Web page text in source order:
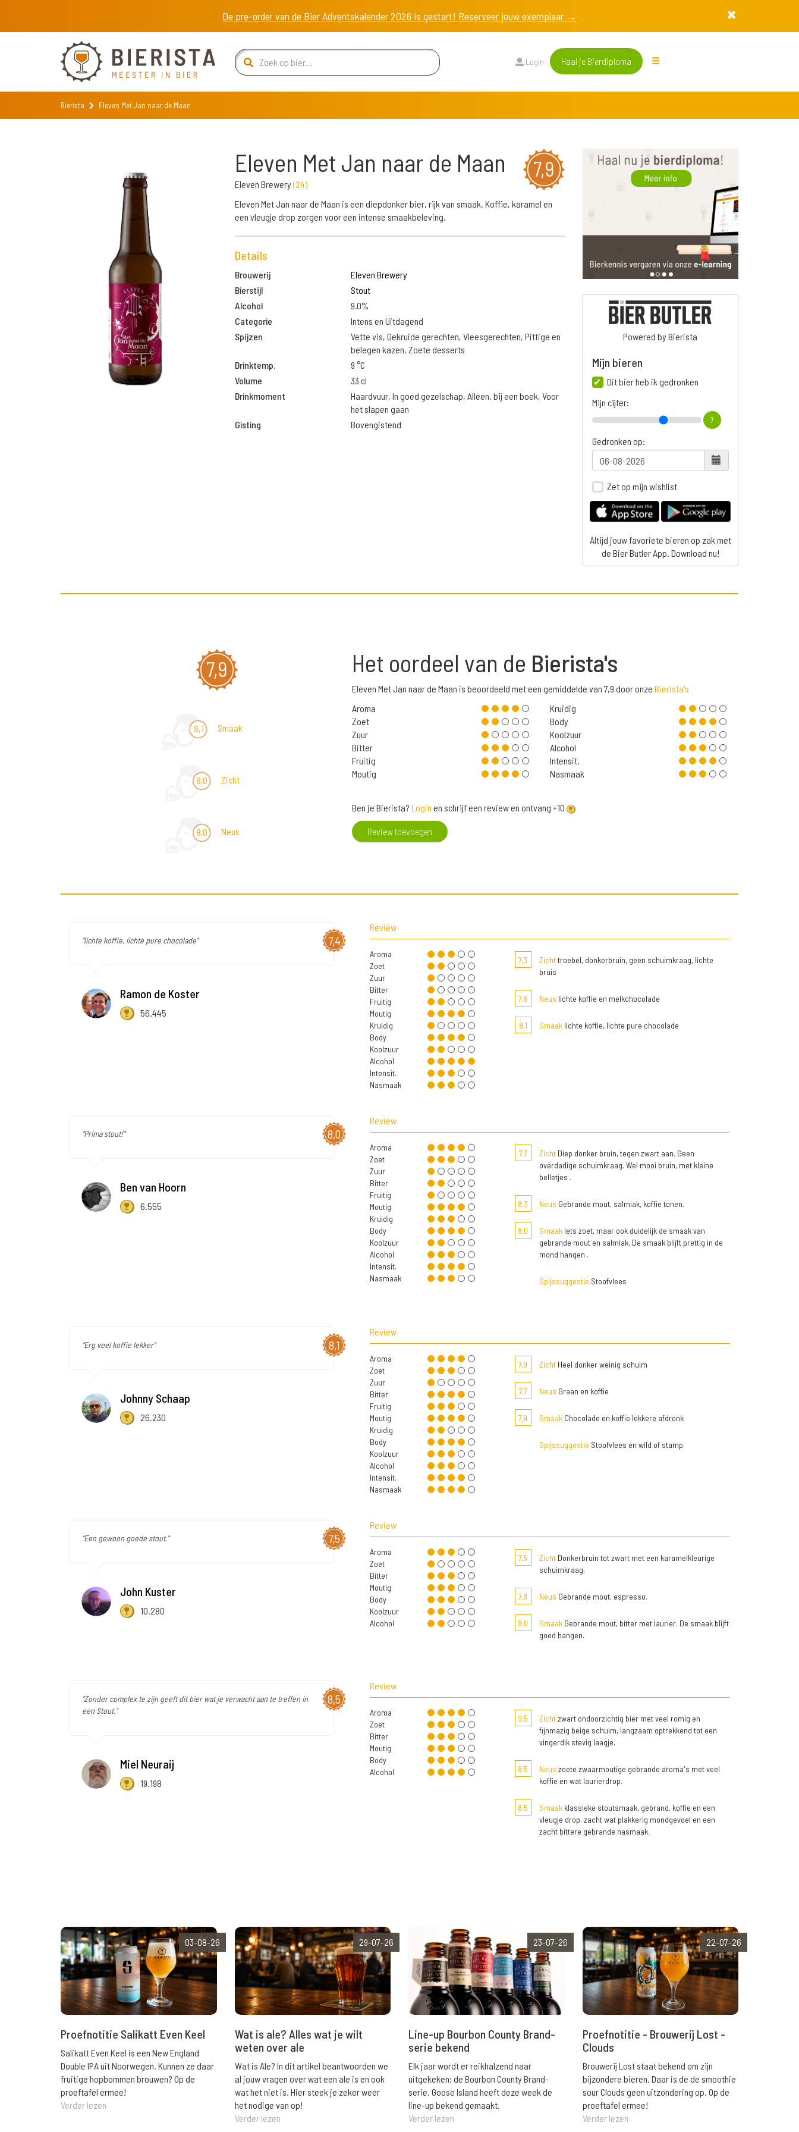
De pre-order van de Bier Adventskalender 2026 is gestart! Reserveer jouw exemplaar →
Login Haal je Bierdiploma
Bierista Eleven Met Jan naar de Maan
7,9
Eleven Met Jan naar de Maan
Eleven Brewery(24)
Eleven Met Jan naar de Maan is een diepdonker bier, rijk van smaak. Koffie, karamel en
een vleugje drop zorgen voor een intense smaakbeleving.
Details
Brouwerij
Eleven Brewery
Bierstijl
Stout
Alcohol
9.0%
Categorie
Intens en Uitdagend
Spijzen
Vette vis, Gekruide gerechten, Vleesgerechten, Pittige en
belegen kazen, Zoete desserts
Drinktemp.
9 °C
Volume
33 cl
Drinkmoment
Haardvuur, In goed gezelschap, Alleen, bij een boek, Voor
het slapen gaan
Gisting
Bovengistend
Powered by Bierista
Mijn bieren
Dit bier heb ik gedronken
Mijn cijfer:
7
Gedronken op:
Zet op mijn wishlist
Altijd jouw favoriete bieren op zak met
de Bier Butler App. Download nu!
7,9
8,1 Smaak
8,0 Zicht
8,0 Neus
Het oordeel van de Bierista's
Eleven Met Jan naar de Maan is beoordeeld met een gemiddelde van 7,9 door onze Bierista's
Aroma
Zoet
Zuur
Bitter
Fruitig
Moutig
Kruidig
Body
Koolzuur
Alcohol
Intensit.
Nasmaak
Ben je Bierista? Login en schrijf een review en ontvang +10
Review toevoegen
7,4
"lichte koffie, lichte pure chocolade"
Ramon de Koster
56.445
Review
Aroma
Zoet
Zuur
Bitter
Fruitig
Moutig
Kruidig
Body
Koolzuur
Alcohol
Intensit.
Nasmaak
7,3 Zichttroebel, donkerbruin, geen schuimkraag, lichte
bruis
7,6 Neus lichte koffie en melkchocolade
8,1 Smaaklichte koffie, lichte pure chocolade
8,0
"Prima stout!"
Ben van Hoorn
6.555
Review
Aroma
Zoet
Zuur
Bitter
Fruitig
Moutig
Kruidig
Body
Koolzuur
Alcohol
Intensit.
Nasmaak
7,7 ZichtDiep donker bruin, tegen zwart aan. Geen
overdadige schuimkraag. Wel mooi bruin, met kleine
belletjes .
8,3 Neus Gebrande mout, salmiak, koffie tonen.
8,0 SmaakIets zoet, maar ook duidelijk de smaak van
gebrande mout en salmiak. De smaak blijft prettig in de
mond hangen .
Spijssuggestie Stoofvlees
8,1
"Erg veel koffie lekker"
Johnny Schaap
26.230
Review
Aroma
Zoet
Zuur
Bitter
Fruitig
Moutig
Kruidig
Body
Koolzuur
Alcohol
Intensit.
Nasmaak
7,9 ZichtHeel donker weinig schuim
7,7 Neus Graan en koffie
7,9 SmaakChocolade en koffie lekkere afdronk
Spijssuggestie Stoofvlees en wild of stamp
7,5
"Een gewoon goede stout."
John Kuster
10.280
Review
Aroma
Zoet
Bitter
Moutig
Body
Koolzuur
Alcohol
7,5 ZichtDonkerbruin tot zwart met een karamelkleurige
schuimkraag.
7,8 Neus Gebrande mout, espresso.
8,0 SmaakGebrande mout, bitter met laurier. De smaak blijft
goed hangen.
8,5
"Zonder complex te zijn geeft dit bier wat je verwacht aan te treffen in
een Stout."
Miel Neuraij
19.198
Review
Aroma
Zoet
Bitter
Moutig
Body
Alcohol
9,5 Zichtzwart ondoorzichtig bier met veel romig en
fijnmazig beige schuim, langzaam optrekkend tot een
vingerdik stevig laagje.
8,5 Neus zoete zwaarmoutige gebrande aroma's met veel
koffie en wat laurierdrop.
8,5 Smaakklassieke stoutsmaak, gebrand, koffie en een
vleugje drop. zacht wat plakkerig mondgevoel en een
zacht bittere gebrande nasmaak.
03-08-26
Proefnotitie Salikatt Even Keel
Salikatt Even Keel is een New England
Double IPA uit Noorwegen. Kunnen ze daar
fruitige hopbommen brouwen? Op de
proeftafel ermee!
Verder lezen
29-07-26
Wat is ale? Alles wat je wilt
weten over ale
Wat is Ale? In dit artikel beantwoorden we
al jouw vragen over wat een ale is en ook
wat het niet is. Hier steek je zeker weer
het nodige van op!
Verder lezen
23-07-26
Line-up Bourbon County Brand-
serie bekend
Elk jaar wordt er reikhalzend naar
uitgekeken: de Bourbon County Brand-
serie. Goose Island heeft deze week de
line-up bekend gemaakt.
Verder lezen
22-07-26
Proefnotitie - Brouwerij Lost -
Clouds
Brouwerij Lost staat bekend om zijn
bijzondere bieren. Daar is de de smoothie
sour Clouds geen uitzondering op. Op de
proeftafel ermee!
Verder lezen